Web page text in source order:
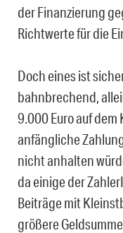
der Finanzierung
Richtwerte für die
Doch eines ist
bahnbrechend,
9.000 Euro auf dem
anfängliche
nicht anhalten
da einige der
Beiträge mit
größere